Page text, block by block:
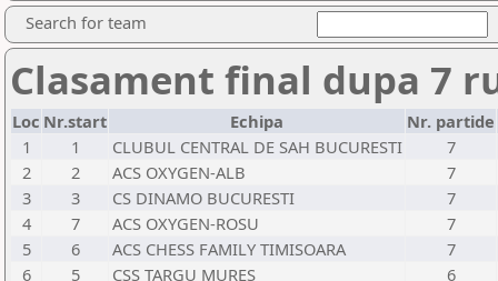
Search for team
Clasament final dupa 7
Loc Nr.start Echipa
Nr. partide
1
1 CLUBUL CENTRAL DE SAH BUCURESTI
7
2
2 ACS OXYGEN-ALB
7
3
3 CS DINAMO BUCURESTI
7
4
7 ACS OXYGEN-ROSU
7
5
6 ACS CHESS FAMILY TIMISOARA
7
6
5 CSS TARGU MURES
6